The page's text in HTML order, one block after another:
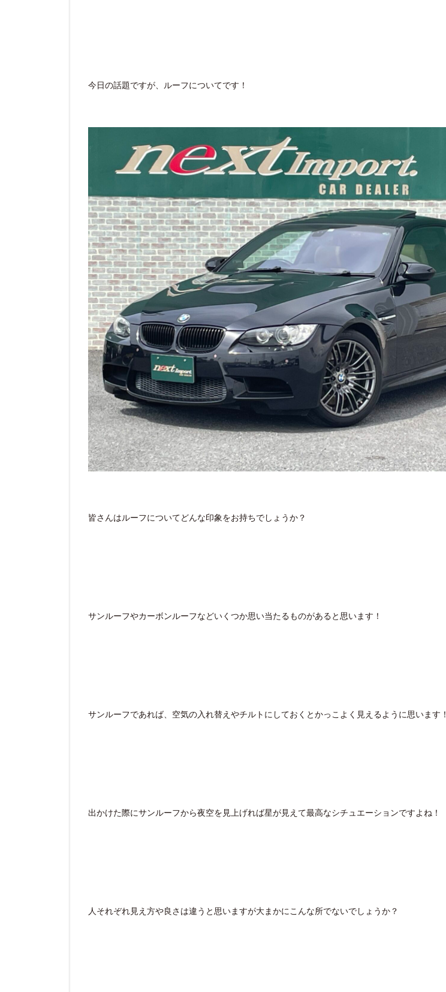
今日の話題ですが、ルーフについてです！
皆さんはルーフについてどんな印象をお持ちでしょうか？
サンルーフやカーボンルーフなどいくつか思い当たるものがあると思います！
サンルーフであれば、空気の入れ替えやチルトにしておくとかっこよく見えるように思います！
出かけた際にサンルーフから夜空を見上げれば星が見えて最高なシチュエーションですよね！
人それぞれ見え方や良さは違うと思いますが大まかにこんな所でないでしょうか？